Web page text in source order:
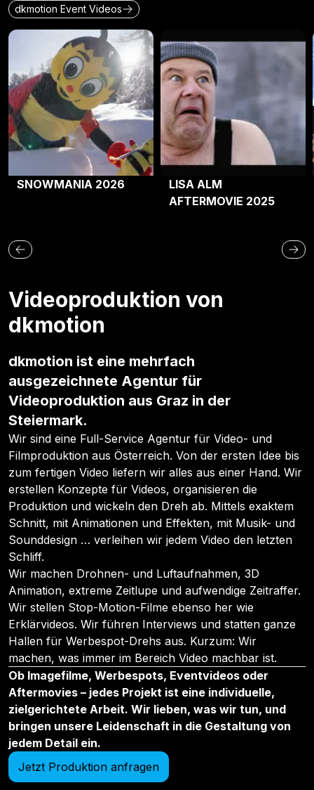
dkmotion Event Videos
Snowmania 2026
SNOWMANIA 2026
Lisa Alm Aftermovie 2025
LISA ALM
AFTERMOVIE 2025
Videoproduktion von
dkmotion
dkmotion ist eine mehrfach
ausgezeichnete Agentur für
Videoproduktion aus Graz in der
Steiermark.
Wir sind eine Full-Service Agentur für Video- und
Filmproduktion aus Österreich. Von der ersten Idee bis
zum fertigen Video liefern wir alles aus einer Hand. Wir
erstellen Konzepte für Videos, organisieren die
Produktion und wickeln den Dreh ab. Mittels exaktem
Schnitt, mit Animationen und Effekten, mit Musik- und
Sounddesign … verleihen wir jedem Video den letzten
Schliff.
Wir machen Drohnen- und Luftaufnahmen, 3D
Animation, extreme Zeitlupe und aufwendige Zeitraffer.
Wir stellen Stop-Motion-Filme ebenso her wie
Erklärvideos. Wir führen Interviews und statten ganze
Hallen für Werbespot-Drehs aus. Kurzum: Wir
machen, was immer im Bereich Video machbar ist.
Ob Imagefilme, Werbespots, Eventvideos oder
Aftermovies – jedes Projekt ist eine individuelle,
zielgerichtete Arbeit. Wir lieben, was wir tun, und
bringen unsere Leidenschaft in die Gestaltung von
jedem Detail ein.
Jetzt Produktion anfragen